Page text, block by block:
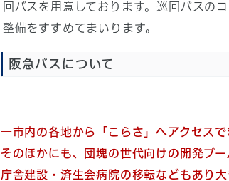
回バスを用意しております。巡回バスの
整備をすすめてまいります。
阪急バスについて
―市内の各地から「こらさ」へアクセスで
そのほかにも、団塊の世代向けの開発ブ
庁舎建設・済生会病院の移転などもあり